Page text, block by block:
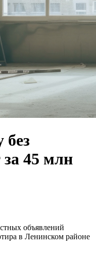
без
45 млн
объявлений
в Ленинском районе